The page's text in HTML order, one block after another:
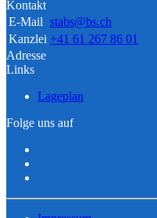
Kontakt
E-Mail stabs@bs.ch
Kanzlei +41 61 267 86 01
Adresse
Links
Lageplan
Folge uns auf